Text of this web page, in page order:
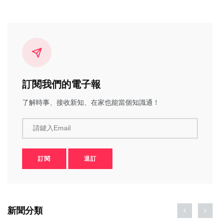
訂閱我們的電子報
了解時事、接收新知、在家也能當個知識通！
請鍵入Email
訂閱 退訂
新聞分類